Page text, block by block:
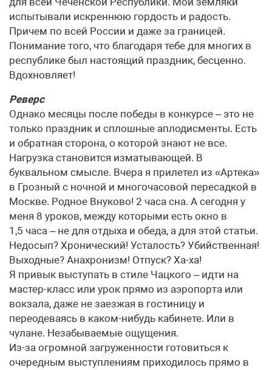
испытывали искреннюю гордость и радость.
Причем по всей России и даже за границей.
Понимание того, что благодаря тебе для многих в
республике был настоящий праздник, бесценно.
Вдохновляет!
Реверс
Однако месяцы после победы в конкурсе – это не
только праздник и сплошные аплодисменты. Есть
и обратная сторона, о которой знают не все.
Нагрузка становится изматывающей. В
буквальном смысле. Вчера я прилетел из «Артека»
в Грозный с ночной и многочасовой пересадкой в
Москве. Родное Внуково! 2 часа сна. А сегодня у
меня 8 уроков, между которыми есть окно в
1,5 часа – не для отдыха и обеда, а для этой статьи.
Недосып? Хронический! Усталость? Убийственная!
Выходные? Анахронизм! Отпуск? Ха-ха!
Я привык выступать в стиле Чацкого – идти на
мастер-класс или урок прямо из аэропорта или
вокзала, даже не заезжая в гостиницу и
переодеваясь в каком-нибудь кабинете. Или в
чулане. Незабываемые ощущения.
Из-за огромной загруженности готовиться к
очередным выступлениям приходилось прямо в